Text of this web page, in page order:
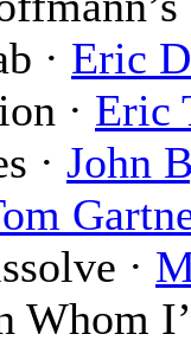
· Eric
· Eric
· John
·
Whom